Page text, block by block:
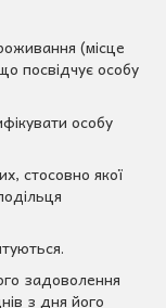
(місце
посвідчує особу
особу
стосовно якої
задоволення
з дня його